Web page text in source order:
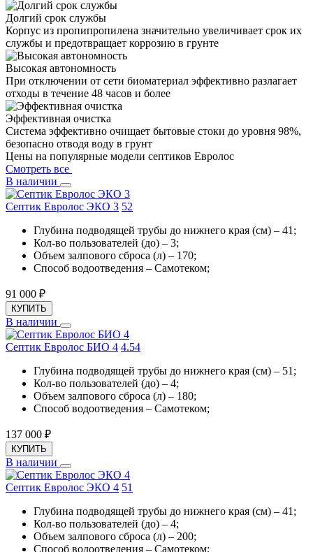
Долгий срок службы
Корпус из пропипропилена значительно увеличивает срок их
службы и предотвращает коррозию в грунте
Высокая автономность
При отключении от сети биоматериал эффективно разлагает
отходы в течение 48 часов и более
Эффективная очистка
Система эффективно очищает бытовые стоки до уровня 98%,
безопасно отводя воду в грунт
Цены на популярные модели септиков Евролос
Смотреть все
В наличии
Септик Евролос ЭКО 3 52
Глубина подводящей трубы до нижнего края (см) – 41;
Кол-во пользователей (до) – 3;
Объем залпового сброса (л) – 170;
Способ водоотведения – Самотеком;
91 000 ₽
КУПИТЬ
В наличии
Септик Евролос БИО 4 4.54
Глубина подводящей трубы до нижнего края (см) – 51;
Кол-во пользователей (до) – 4;
Объем залпового сброса (л) – 180;
Способ водоотведения – Самотеком;
137 000 ₽
КУПИТЬ
В наличии
Септик Евролос ЭКО 4 51
Глубина подводящей трубы до нижнего края (см) – 41;
Кол-во пользователей (до) – 4;
Объем залпового сброса (л) – 200;
Способ водоотведения – Самотеком;